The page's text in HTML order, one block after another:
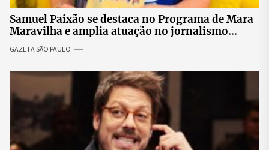
Samuel Paixão se destaca no Programa de Mara
Maravilha e amplia atuação no jornalismo
nacional
GAZETA SÃO PAULO